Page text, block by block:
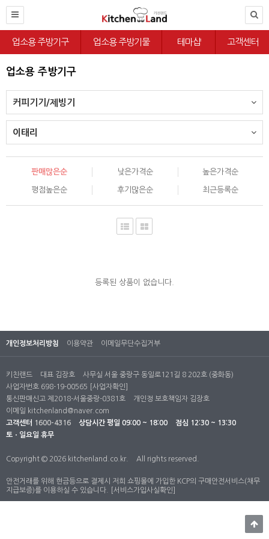
업소용 주방기구 업소용 주방기물 테마샵 고객센터
업소용 주방기구
커피기기/제빙기
이태리
판매많은순 낮은가격순 높은가격순
평점높은순 후기많은순 최근등록순
등록된 상품이 없습니다.
개인정보처리방침 이용약관 이메일무단수집거부
키친랜드 대표 김장호
사무실 서울 중랑구 동일로121길 8 202호 (중화동)
사업자번호 698-19-00565
[사업자확인]
통신판매신고 제2018-서울중랑-0381호
개인정 보호책임자 김장호
이메일 kitchenland@naver.com
고객센터 1600-4316 상담시간 평일 09:00 ~ 18:00
점심 12:30 ~ 13:30
토ㆍ일요일 휴무
Copyright © 2026 kitchenland.co.kr. All rights reserved.
안전거래를 위해 현금등으로 결제시 저희 쇼핑몰에 가입한 KCP의 구매안전서비스(채무
지급보증)를 이용하실 수 있습니다.
[서비스가입사실확인]